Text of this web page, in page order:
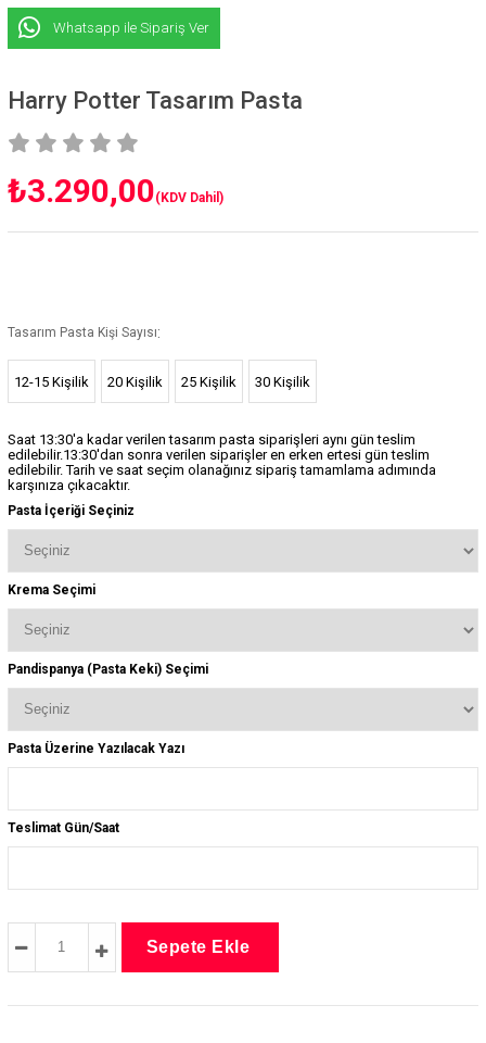
Whatsapp ile Sipariş Ver
Harry Potter Tasarım Pasta
₺3.290,00(KDV Dahil)
Tasarım Pasta Kişi Sayısı:
12-15 Kişilik 20 Kişilik 25 Kişilik 30 Kişilik
Saat 13:30'a kadar verilen tasarım pasta siparişleri aynı gün teslim
edilebilir.13:30'dan sonra verilen siparişler en erken ertesi gün teslim
edilebilir. Tarih ve saat seçim olanağınız sipariş tamamlama adımında
karşınıza çıkacaktır.
Pasta İçeriği Seçiniz
Krema Seçimi
Pandispanya (Pasta Keki) Seçimi
Pasta Üzerine Yazılacak Yazı
Teslimat Gün/Saat